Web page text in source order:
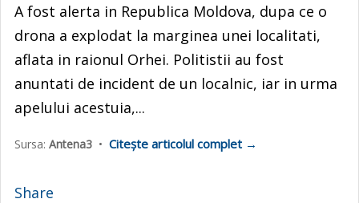
A fost alerta in Republica Moldova, dupa ce o
drona a explodat la marginea unei localitati,
aflata in raionul Orhei. Politistii au fost
anuntati de incident de un localnic, iar in urma
apelului acestuia,...
Sursa: Antena3 • Citește articolul complet →
Share